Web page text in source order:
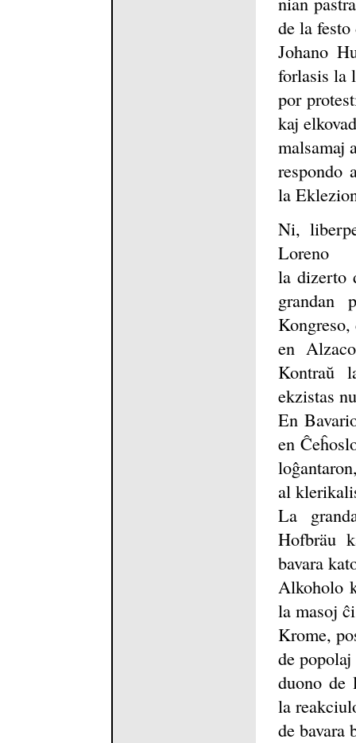
de la festo
Johano
forlasis la
por
kaj
malsamaj
respondo
la
Ni,
Loreno
la dizerto
grandan
Kongreso,
en
Kontraŭ
ekzistas
En
en
al
La
Hofbräu
bavara
Alkoholo
la masoj
Krome,
de
duono de
la
de bavara